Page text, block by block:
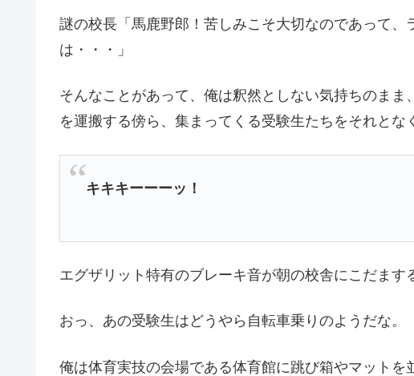
謎の校長「馬鹿野郎！苦しみこそ大切なのであって
は・・・」
そんなことがあって、俺は釈然としない気持ちのま
を運搬する傍ら、集まってくる受験生たちをそれとな
キキキーーーッ！
エグザリット特有のブレーキ音が朝の校舎にこだます
おっ、あの受験生はどうやら自転車乗りのようだな。
俺は体育実技の会場である体育館に跳び箱やマット